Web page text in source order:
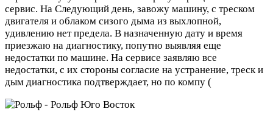
сервис. На Следующий день, завожу машину, с треском
двигателя и облаком сизого дыма из выхлопной,
удивлению нет предела. В назначенную дату и время
приезжаю на диагностику, попутно выявляя еще
недостатки по машине. На сервисе заявляю все
недостатки, с их стороны согласие на устранение, треск и
дым диагностика подтверждает, но по компу (